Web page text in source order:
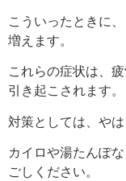
こういったときに
増えます。
これらの症状は、
引き起こされます。
対策としては、や
カイロや湯たんぽ
ごしください。